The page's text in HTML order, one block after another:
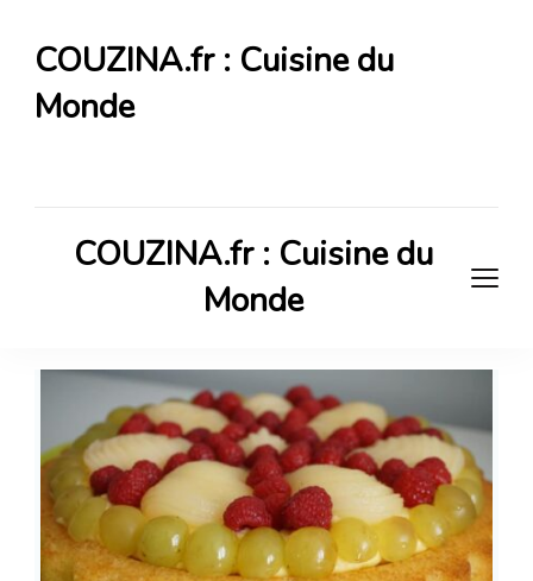
COUZINA.fr : Cuisine du
Monde
COUZINA.fr : Cuisine du
Monde